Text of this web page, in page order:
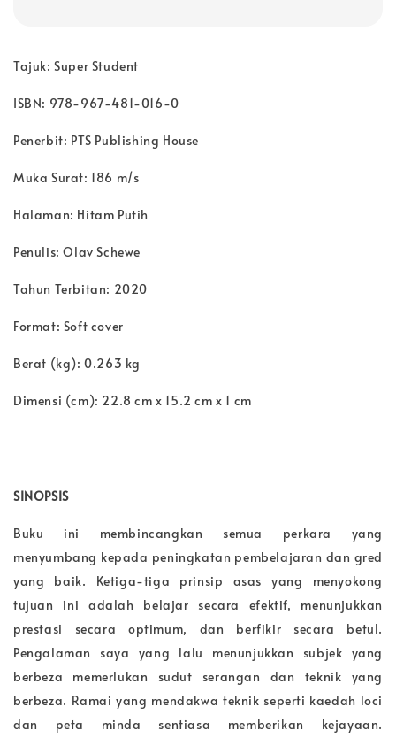
Tajuk: Super Student
ISBN: 978-967-481-016-0
Penerbit: PTS Publishing House
Muka Surat: 186 m/s
Halaman: Hitam Putih
Penulis: Olav Schewe
Tahun Terbitan: 2020
Format: Soft cover
Berat (kg): 0.263 kg
Dimensi (cm): 22.8 cm x 15.2 cm x 1 cm
SINOPSIS
Buku ini membincangkan semua perkara yang
menyumbang kepada peningkatan pembelajaran dan gred
yang baik. Ketiga-tiga prinsip asas yang menyokong
tujuan ini adalah belajar secara efektif, menunjukkan
prestasi secara optimum, dan berfikir secara betul.
Pengalaman saya yang lalu menunjukkan subjek yang
berbeza memerlukan sudut serangan dan teknik yang
berbeza. Ramai yang mendakwa teknik seperti kaedah loci
dan peta minda sentiasa memberikan kejayaan.